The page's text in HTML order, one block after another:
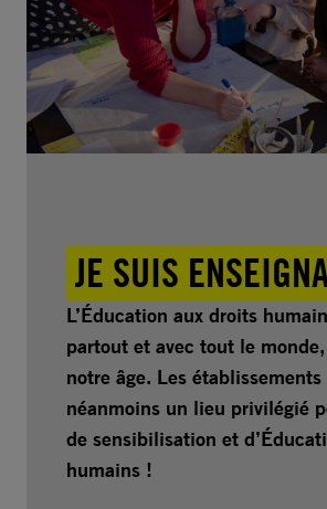
JE SUIS
L’Éducation aux droits
partout et avec tout le
notre âge. Les
néanmoins un lieu privilégié
de sensibilisation et
humains !